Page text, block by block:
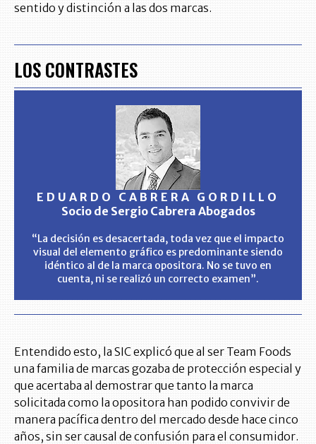
sentido y distinción a las dos marcas.
LOS CONTRASTES
EDUARDO CABRERA GORDILLO
Socio de Sergio Cabrera Abogados
“La decisión es desacertada, toda vez que el impacto
visual del elemento gráfico es predominante siendo
idéntico al de la marca opositora. No se tuvo en
cuenta, ni se realizó un correcto examen”.
Entendido esto, la SIC explicó que al ser Team Foods
una familia de marcas gozaba de protección especial y
que acertaba al demostrar que tanto la marca
solicitada como la opositora han podido convivir de
manera pacífica dentro del mercado desde hace cinco
años, sin ser causal de confusión para el consumidor.